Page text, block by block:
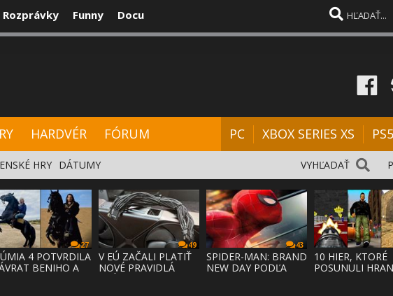
Rozprávky Funny Docu
HARDVÉR FÓRUM PC XBOX SERIES XS PS5
VYHĽADAŤ
HRY DÁTUMY
27
4 POTVRDILA
BENIHO A
49
V EÚ ZAČALI PLATIŤ
NOVÉ PRAVIDLÁ
43
SPIDER-MAN: BRAND
NEW DAY PODĽA
10 HIER, KTORÉ
POSUNULI